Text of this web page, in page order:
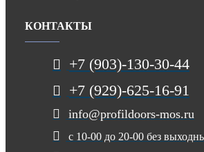
КОНТАКТЫ
+7 (903)-130-30-44
+7 (929)-625-16-91
info@profildoors-mos.ru
с 10-00 до 20-00 без